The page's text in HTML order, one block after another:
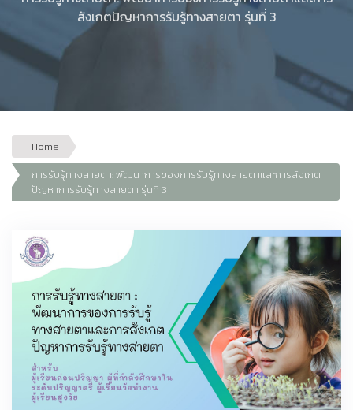
สังเกตปัญหาการรับรู้ทางสายตา รุ่นที่ 3
Home
การรับรู้ทางสายตา: พัฒนาการของการรับรู้ทางสายตาและการสังเกต
ปัญหาการรับรู้ทางสายตา รุ่นที่ 3